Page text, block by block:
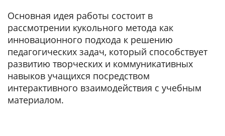
Основная идея работы состоит в
рассмотрении кукольного метода как
инновационного подхода к решению
педагогических задач, который способствует
развитию творческих и коммуникативных
навыков учащихся посредством
интерактивного взаимодействия с учебным
материалом.